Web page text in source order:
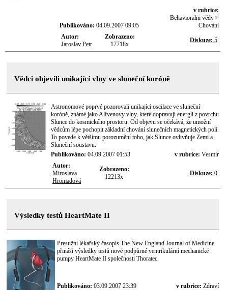
Publikováno: 04.09.2007 09:05
v rubrice:
Behavioralni vědy >
Chování
Autor:
Jaroslav Petr
Zobrazeno:
17718x
Diskuze: 5
Vědci objevili unikající vlny ve sluneční koróně
Astronomové poprvé pozorovali unikající oscilace ve sluneční
koróně, známé jako Alfvenovy vlny, které dopravují energii z povrchu
Slunce do kosmického prostoru. Od objevu se očekává, že umožní
vědcům lépe pochopit základní chování slunečních magnetických polí.
To povede k většímu porozumění toho, jak Slunce ovlivňuje Zemi a
Sluneční soustavu.
Publikováno: 04.09.2007 01:53 v rubrice: Vesmír
Autor:
Miroslava
Hromadová
Zobrazeno:
12213x
Diskuze: 0
Výsledky testů HeartMate II
Prestižní lékařský časopis The New England Journal of Medicine
přináší výsledky testů nové podpůrné ventrikulární mechanické
pumpy HeartMate II společnosti Thoratec.
Publikováno: 03.09.2007 23:39 v rubrice: Zdraví